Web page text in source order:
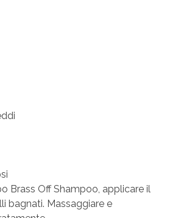
Brass Off Shampoo, applicare il
bagnati. Massaggiare e